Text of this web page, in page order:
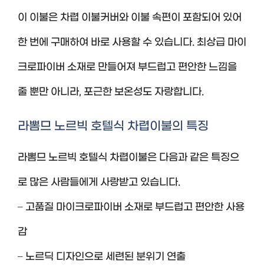
이 이불은 차렵 이불커버와 이불 속편이 포함되어 있어
한 번에 구매하여 바로 사용할 수 있습니다. 최상급 마이
크로파이버 소재로 만들어져 부드럽고 편안한 느낌을
줄 뿐만 아니라, 포근한 보온성도 자랑합니다.
라뽐므 노르빅 호텔식 차렵이불의 특징
라뽐므 노르빅 호텔식 차렵이불은 다음과 같은 특징으
로 많은 사람들에게 사랑받고 있습니다.
– 고품질 마이크로파이버 소재로 부드럽고 편안한 사용
감
– 노르딕 디자인으로 세련된 분위기 연출